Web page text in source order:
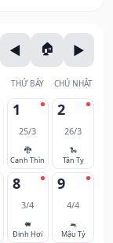
THỨ BẢY CHỦ NHẬT
1
25/3
🐉
Canh Thìn
2
26/3
🐍
Tân Tỵ
8
3/4
🐖
Đinh Hợi
9
4/4
🐀
Mậu Tý